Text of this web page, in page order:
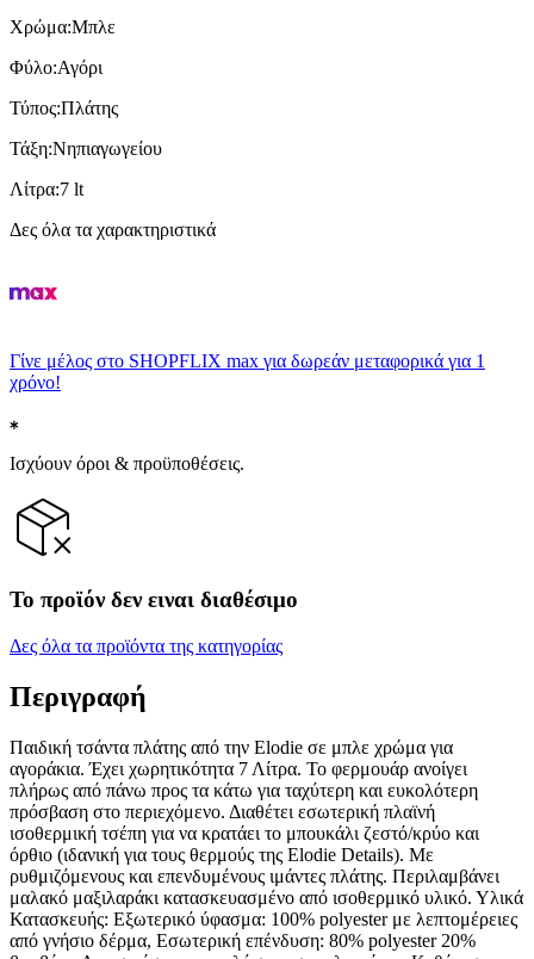
Χρώμα:Μπλε
Φύλο:Αγόρι
Τύπος:Πλάτης
Τάξη:Νηπιαγωγείου
Λίτρα:7 lt
Δες όλα τα χαρακτηριστικά
Γίνε μέλος στο SHOPFLIX max για δωρεάν μεταφορικά για 1
χρόνο!
Ισχύουν όροι & προϋποθέσεις.
Το προϊόν δεν ειναι διαθέσιμο
Δες όλα τα προϊόντα της κατηγορίας
Περιγραφή
Παιδική τσάντα πλάτης από την Elodie σε μπλε χρώμα για
αγοράκια. Έχει χωρητικότητα 7 Λίτρα. Το φερμουάρ ανοίγει
πλήρως από πάνω προς τα κάτω για ταχύτερη και ευκολότερη
πρόσβαση στο περιεχόμενο. Διαθέτει εσωτερική πλαϊνή
ισοθερμική τσέπη για να κρατάει το μπουκάλι ζεστό/κρύο και
όρθιο (ιδανική για τους θερμούς της Elodie Details). Με
ρυθμιζόμενους και επενδυμένους ιμάντες πλάτης. Περιλαμβάνει
μαλακό μαξιλαράκι κατασκευασμένο από ισοθερμικό υλικό. Υλικά
Κατασκευής: Εξωτερικό ύφασμα: 100% polyester με λεπτομέρειες
από γνήσιο δέρμα, Εσωτερική επένδυση: 80% polyester 20%